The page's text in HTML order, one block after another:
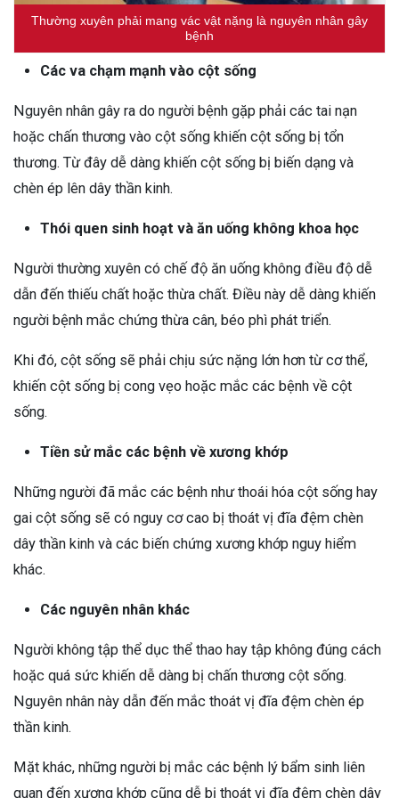
Thường xuyên phải mang vác vật nặng là nguyên nhân gây
bệnh
Các va chạm mạnh vào cột sống
Nguyên nhân gây ra do người bệnh gặp phải các tai nạn
hoặc chấn thương vào cột sống khiến cột sống bị tổn
thương. Từ đây dễ dàng khiến cột sống bị biến dạng và
chèn ép lên dây thần kinh.
Thói quen sinh hoạt và ăn uống không khoa học
Người thường xuyên có chế độ ăn uống không điều độ dễ
dẫn đến thiếu chất hoặc thừa chất. Điều này dễ dàng khiến
người bệnh mắc chứng thừa cân, béo phì phát triển.
Khi đó, cột sống sẽ phải chịu sức nặng lớn hơn từ cơ thể,
khiến cột sống bị cong vẹo hoặc mắc các bệnh về cột
sống.
Tiền sử mắc các bệnh về xương khớp
Những người đã mắc các bệnh như thoái hóa cột sống hay
gai cột sống sẽ có nguy cơ cao bị thoát vị đĩa đệm chèn
dây thần kinh và các biến chứng xương khớp nguy hiểm
khác.
Các nguyên nhân khác
Người không tập thể dục thể thao hay tập không đúng cách
hoặc quá sức khiến dễ dàng bị chấn thương cột sống.
Nguyên nhân này dẫn đến mắc thoát vị đĩa đệm chèn ép
thần kinh.
Mặt khác, những người bị mắc các bệnh lý bẩm sinh liên
quan đến xương khớp cũng dễ bị thoát vị đĩa đệm chèn dây